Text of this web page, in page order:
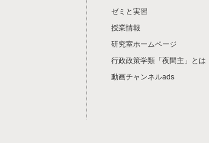
ゼミと実習
授業情報
研究室ホームページ
行政政策学類「夜間主」とは
動画チャンネルads